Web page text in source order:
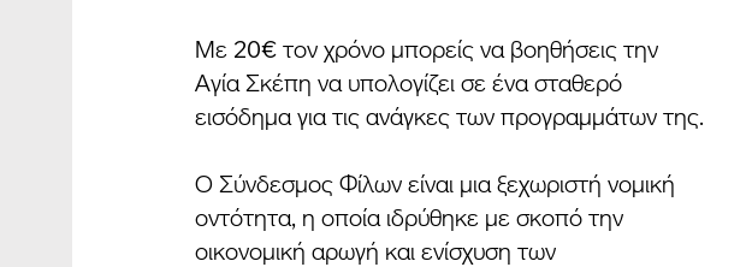
Με 20€ τον χρόνο μπορείς να βοηθήσεις την
Αγία Σκέπη να υπολογίζει σε ένα σταθερό
εισόδημα για τις ανάγκες των προγραμμάτων της.
Ο Σύνδεσμος Φίλων είναι μια ξεχωριστή νομική
οντότητα, η οποία ιδρύθηκε με σκοπό την
οικονομική αρωγή και ενίσχυση των